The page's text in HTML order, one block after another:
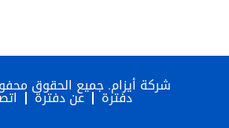
شركة أيزام. جميع الحقوق
دفترة عن دفترة